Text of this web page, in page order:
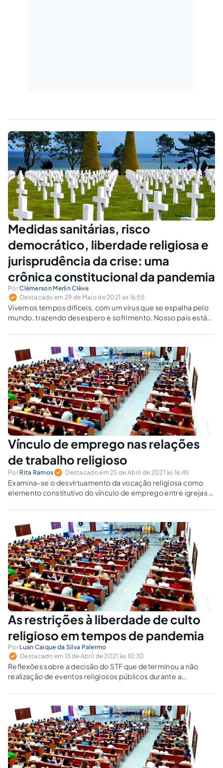
Medidas sanitárias, risco
democrático, liberdade religiosa e
jurisprudência da crise: uma
crônica constitucional da pandemia
PorClèmerson Merlin Clève
Destacado em 29 de Maio de 2021 às 16:55
Vivemos tempos difíceis, com um vírus que se espalha pelo
mundo, trazendo desespero e sofrimento. Nosso país está
meio milhão de vítimas fatais. Por que chegamos a estes
números?
Vínculo de emprego nas relações
de trabalho religioso
Por Rita Ramos Destacado em 25 de Abril de 2021 às 16:45
Examina-se o desvirtuamento da vocação religiosa como
elemento constitutivo do vínculo de emprego entre igrejas e
As restrições à liberdade de culto
religioso em tempos de pandemia
Por Luan Caique da Silva Palermo
Destacado em 13 de Abril de 2021 às 10:30
Reflexões sobre a decisão do STF que determinou a não
realização de eventos religiosos públicos durante a